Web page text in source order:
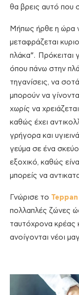
θα βρεις αυτό που
Μήπως ήρθε η ώρα
μεταφράζεται
πλάκα”. Πρόκειται
όπου πάνω στην
τηγανίσεις, να
μπορούν να
χωρίς να
καθώς έχει
γρήγορα και
γεύμα σε ένα
εξοχικό, καθώς
μπορείς να
Γνώρισε το
πολλαπλές ζώνες
ταυτόχρονα κρέας
ανοίγονται νέοι